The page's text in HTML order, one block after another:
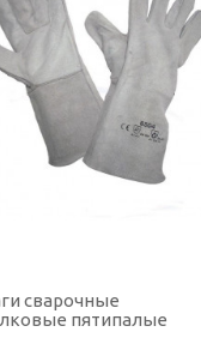
сварочные
пятипалые